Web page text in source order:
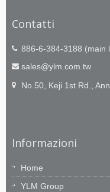
Contatti
886-6-384-3188 (main
sales@ylm.com.tw
No.50, Keji 1st Rd.,
Informazioni
Home
YLM Group